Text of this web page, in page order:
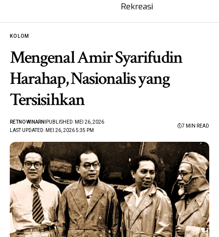
Rekreasi
KOLOM
Mengenal Amir Syarifudin
Harahap, Nasionalis yang
Tersisihkan
LAST UPDATED: MEI 26, 2026 5:35 PM
RETNO WINARNI PUBLISHED: MEI 26, 2026
7 MIN READ